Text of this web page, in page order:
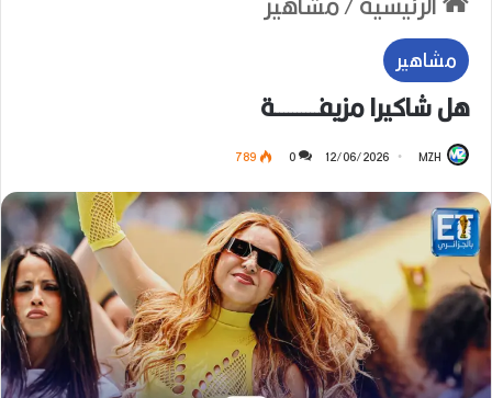
مشاهير
هل شاكيرا مزيفــــــــــة
MZH
12/06/2026
0
789